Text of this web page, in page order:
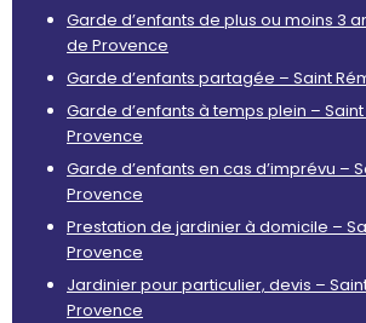
Garde d’enfants de plus ou moins 3
de Provence
Garde d’enfants partagée – Saint
Garde d’enfants à temps plein –
Provence
Garde d’enfants en cas d’imprévu –
Provence
Prestation de jardinier à domicile –
Provence
Jardinier pour particulier, devis –
Provence